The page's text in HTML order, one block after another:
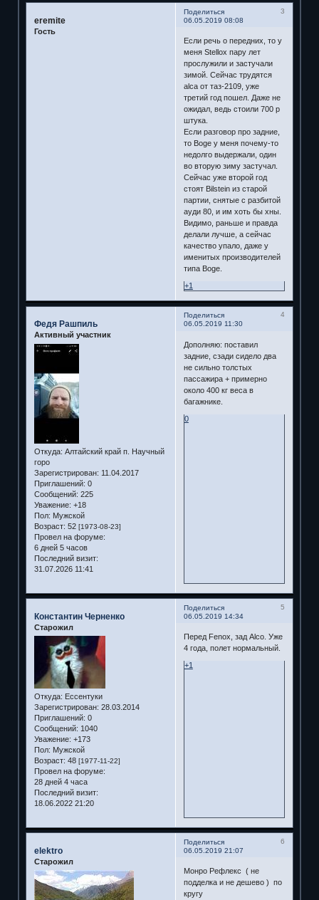
Поделиться
3
06.05.2019 08:08
eremite
Гость
Если речь о передних, то у
меня Stellox пару лет
прослужили и застучали
зимой. Сейчас трудятся
alca от таз-2109, уже
третий год пошел. Даже не
ожидал, ведь стоили 700 р
штука.
Если разговор про задние,
то Boge у меня почему-то
недолго выдержали, один
во вторую зиму застучал.
Сейчас уже второй год
стоят Bilstein из старой
партии, снятые с разбитой
ауди 80, и им хоть бы хны.
Видимо, раньше и правда
делали лучше, а сейчас
качество упало, даже у
именитых производителей
типа Boge.
+1
Поделиться
4
06.05.2019 11:30
Федя Рашпиль
Активный участник
Откуда: Алтайский край п. Научный
горо
Зарегистрирован: 11.04.2017
Приглашений: 0
Сообщений: 225
Уважение: +18
Пол: Мужской
Возраст: 52 [1973-08-23]
Провел на форуме:
6 дней 5 часов
Последний визит:
31.07.2026 11:41
Дополняю: поставил
задние, сзади сидело два
не сильно толстых
пассажира + примерно
около 400 кг веса в
багажнике.
0
Поделиться
5
06.05.2019 14:34
Константин Черненко
Старожил
Откуда: Ессентуки
Зарегистрирован: 28.03.2014
Приглашений: 0
Сообщений: 1040
Уважение: +173
Пол: Мужской
Возраст: 48 [1977-11-22]
Провел на форуме:
28 дней 4 часа
Последний визит:
18.06.2022 21:20
Перед Fenox, зад Alco. Уже
4 года, полет нормальный.
+1
Поделиться
6
06.05.2019 21:07
elektro
Старожил
Монро Рефлекс ( не
подделка и не дешево ) по
кругу